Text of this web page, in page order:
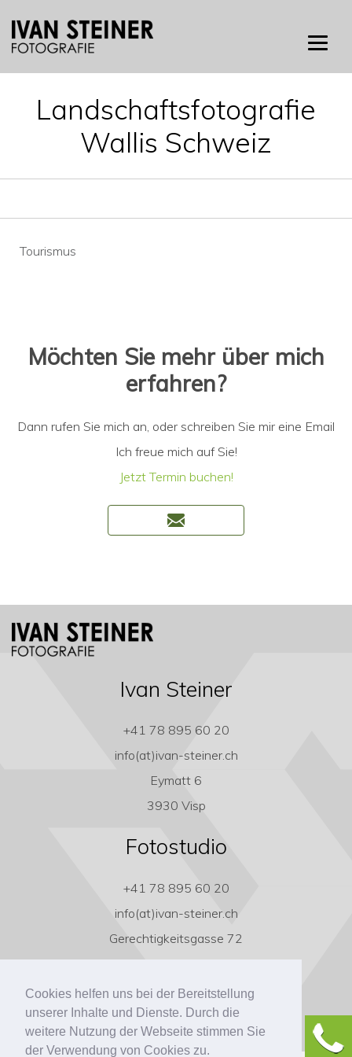
Cookies helfen uns bei der Bereitstellung
unserer Inhalte und Dienste. Durch die
weitere Nutzung der Webseite stimmen Sie
der Verwendung von Cookies zu.
Landschaftsfotografie
Wallis Schweiz
Beitragsnavigation
Tourismus
Möchten Sie mehr über mich
erfahren?
Dann rufen Sie mich an, oder schreiben Sie mir eine Email
Ich freue mich auf Sie!
Jetzt Termin buchen!
Ivan Steiner
+41 78 895 60 20
info(at)ivan-steiner.ch
Eymatt 6
3930 Visp
Fotostudio
+41 78 895 60 20
info(at)ivan-steiner.ch
Gerechtigkeitsgasse 72
3011 Bern